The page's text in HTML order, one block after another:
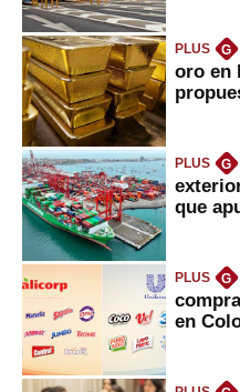
PLUS G
oro en
PLUS G
que
PLUS G
en